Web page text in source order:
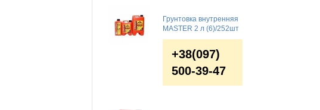
Грунтовка внутренняя
MASTER 2 л (6)/252шт
+38(097)
500-39-47